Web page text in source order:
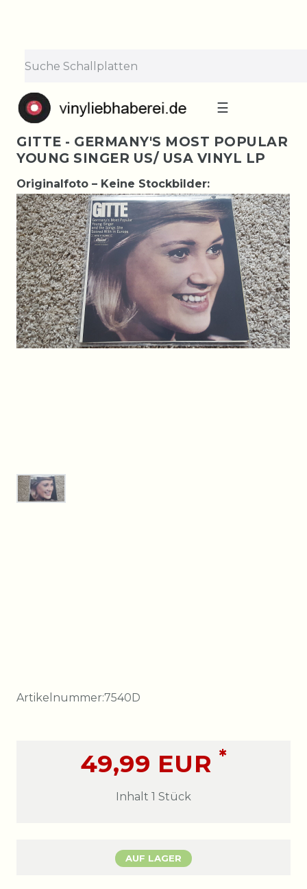
☰
GITTE - GERMANY'S MOST POPULAR
YOUNG SINGER US/ USA VINYL LP
Originalfoto – Keine Stockbilder:
Artikelnummer:7540D
49,99 EUR *
Inhalt 1 Stück
AUF LAGER